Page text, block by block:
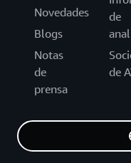
Novedades
Blogs
Notas
de
prensa
de
de